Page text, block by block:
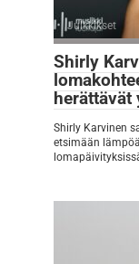
Julkkikset
Shirly
herättävät
Shirly Karvinen
etsimään